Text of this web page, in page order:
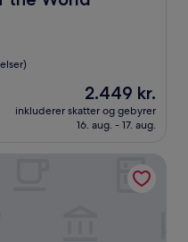
Prisen
er
2.449 kr.
2.449 kr.
inkluderer skatter og gebyrer
16. aug. - 17. aug.